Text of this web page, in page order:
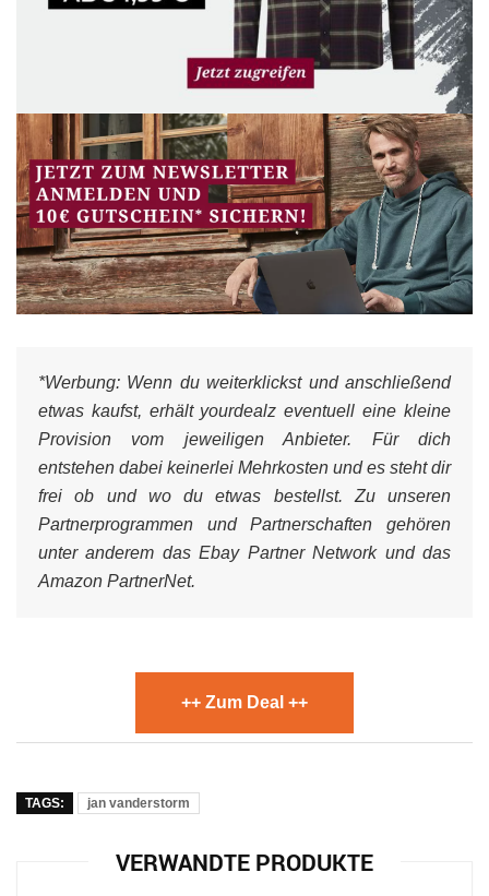
*Werbung: Wenn du weiterklickst und anschließend
etwas kaufst, erhält yourdealz eventuell eine kleine
Provision vom jeweiligen Anbieter. Für dich
entstehen dabei keinerlei Mehrkosten und es steht dir
frei ob und wo du etwas bestellst. Zu unseren
Partnerprogrammen und Partnerschaften gehören
unter anderem das Ebay Partner Network und das
Amazon PartnerNet.
++ Zum Deal ++
TAGS: jan vanderstorm
VERWANDTE PRODUKTE